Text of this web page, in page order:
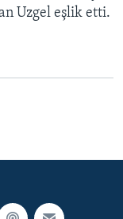
Uzgel eşlik etti.